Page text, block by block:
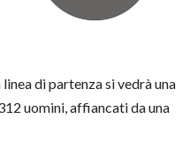
di partenza si vedrà una
uomini, affiancati da una